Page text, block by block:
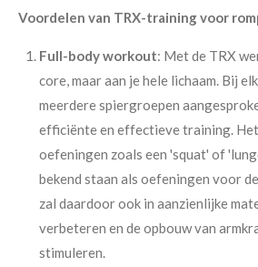
Voordelen van TRX-training voor
Full-body workout: Met de TRX
core, maar aan je hele lichaam. Bij
meerdere spiergroepen
efficiënte en effectieve training.
oefeningen zoals een 'squat' of
bekend staan als oefeningen voor
zal daardoor ook in aanzienlijke
verbeteren en de opbouw van
stimuleren.